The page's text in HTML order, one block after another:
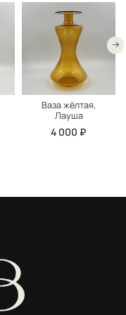
Ваза жёлтая,
Лауша
4 000 ₽